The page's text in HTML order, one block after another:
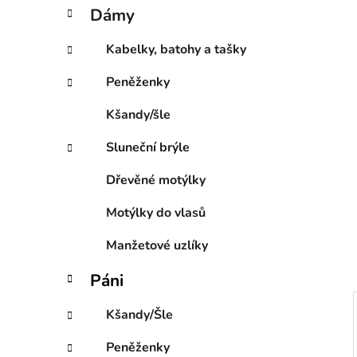
p
a
e
e
o
i
Dámy
Kabelky, batohy a tašky
Peněženky
Kšandy/šle
Sluneční brýle
Dřevěné motýlky
Motýlky do vlasů
Manžetové uzlíky
Páni
Kšandy/Šle
Peněženky